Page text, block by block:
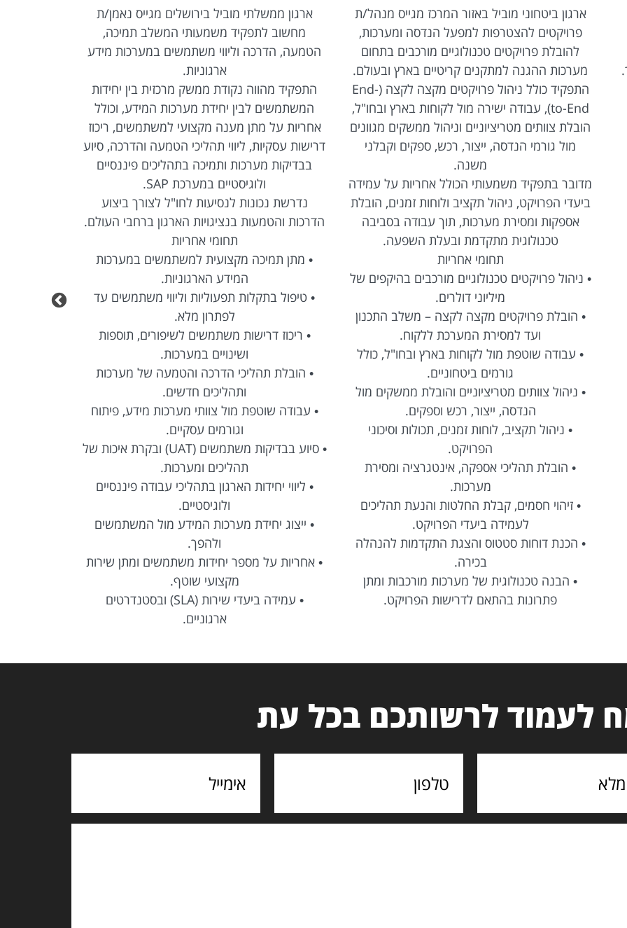
ביטחוני מוביל באזור המרכז מגייס מנהל/ת
להצטרפות למפעל הנדסה ומערכות,
פרויקטים טכנולוגיים מורכבים בתחום
ההגנה למתקנים קריטיים בארץ ובעולם.
התפקיד כולל ניהול פרויקטים מקצה לקצה (End-
to-End), עבודה ישירה מול לקוחות בארץ ובחו"ל,
צוותים מטריציוניים וניהול ממשקים מגוונים
מול גורמי הנדסה, ייצור, רכש, ספקים וקבלני
בתפקיד משמעותי הכולל אחריות על עמידה
הפרויקט, ניהול תקציב ולוחות זמנים, הובלת
ומסירת מערכות, תוך עבודה בסביבה
טכנולוגית מתקדמת ובעלת השפעה.
תחומי אחריות
פרויקטים טכנולוגיים מורכבים בהיקפים של
מיליוני דולרים.
פרויקטים מקצה לקצה – משלב התכנון
ועד למסירת המערכת ללקוח.
שוטפת מול לקוחות בארץ ובחו"ל, כולל
גורמים ביטחוניים.
צוותים מטריציוניים והובלת ממשקים מול
הנדסה, ייצור, רכש וספקים.
• ניהול תקציב, לוחות זמנים, תכולות וסיכוני
• הובלת תהליכי אספקה, אינטגרציה ומסירת
זיהוי חסמים, קבלת החלטות והנעת תהליכים
לעמידה ביעדי הפרויקט.
דוחות סטטוס והצגת התקדמות להנהלה
• הבנה טכנולוגית של מערכות מורכבות ומתן
פתרונות בהתאם לדרישות הפרויקט.
ארגון ממשלתי מוביל בירושלים מגייס נאמן/ת
מחשוב לתפקיד משמעותי המשלב תמיכה,
הטמעה, הדרכה וליווי משתמשים במערכות מידע
התפקיד מהווה נקודת ממשק מרכזית בין יחידות
המשתמשים לבין יחידת מערכות המידע, וכולל
אחריות על מתן מענה מקצועי למשתמשים, ריכוז
דרישות עסקיות, ליווי תהליכי הטמעה והדרכה, סיוע
בבדיקות מערכות ותמיכה בתהליכים פיננסיים
ולוגיסטיים במערכת SAP.
נדרשת נכונות לנסיעות לחו"ל לצורך ביצוע
הדרכות והטמעות בנציגויות הארגון ברחבי העולם.
תחומי אחריות
• מתן תמיכה מקצועית למשתמשים במערכות
המידע הארגוניות.
• טיפול בתקלות תפעוליות וליווי משתמשים עד
לפתרון מלא.
• ריכוז דרישות משתמשים לשיפורים, תוספות
ושינויים במערכות.
• הובלת תהליכי הדרכה והטמעה של מערכות
ותהליכים חדשים.
• עבודה שוטפת מול צוותי מערכות מידע, פיתוח
וגורמים עסקיים.
• סיוע בבדיקות משתמשים (UAT) ובקרת איכות של
תהליכים ומערכות.
• ליווי יחידות הארגון בתהליכי עבודה פיננסיים
• ייצוג יחידת מערכות המידע מול המשתמשים
• אחריות על מספר יחידות משתמשים ומתן שירות
מקצועי שוטף.
• עמידה ביעדי שירות (SLA) ובסטנדרטים
חברת ביטוח מובילה
מחשוב ותשתיות
מורכבת, זיהוי
מול צוותים
ותקינות
מדובר בתפקיד
השפעתם על
לעמוד לרשותכם בכל עת